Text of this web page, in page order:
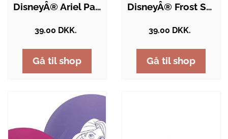
DisneyÂ® Ariel Partyhatte
39.00 DKK.
Gå til shop
DisneyÂ® Frost Skøjteløb Balloner
39.00 DKK.
Gå til shop